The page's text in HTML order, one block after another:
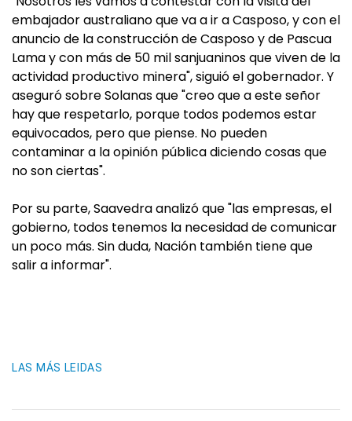
embajador australiano que va a ir a Casposo, y con el
anuncio de la construcción de Casposo y de Pascua
Lama y con más de 50 mil sanjuaninos que viven de la
actividad productivo minera", siguió el gobernador. Y
aseguró sobre Solanas que "creo que a este señor
hay que respetarlo, porque todos podemos estar
equivocados, pero que piense. No pueden
contaminar a la opinión pública diciendo cosas que
no son ciertas".
Por su parte, Saavedra analizó que "las empresas, el
gobierno, todos tenemos la necesidad de comunicar
un poco más. Sin duda, Nación también tiene que
salir a informar".
LAS MÁS LEIDAS